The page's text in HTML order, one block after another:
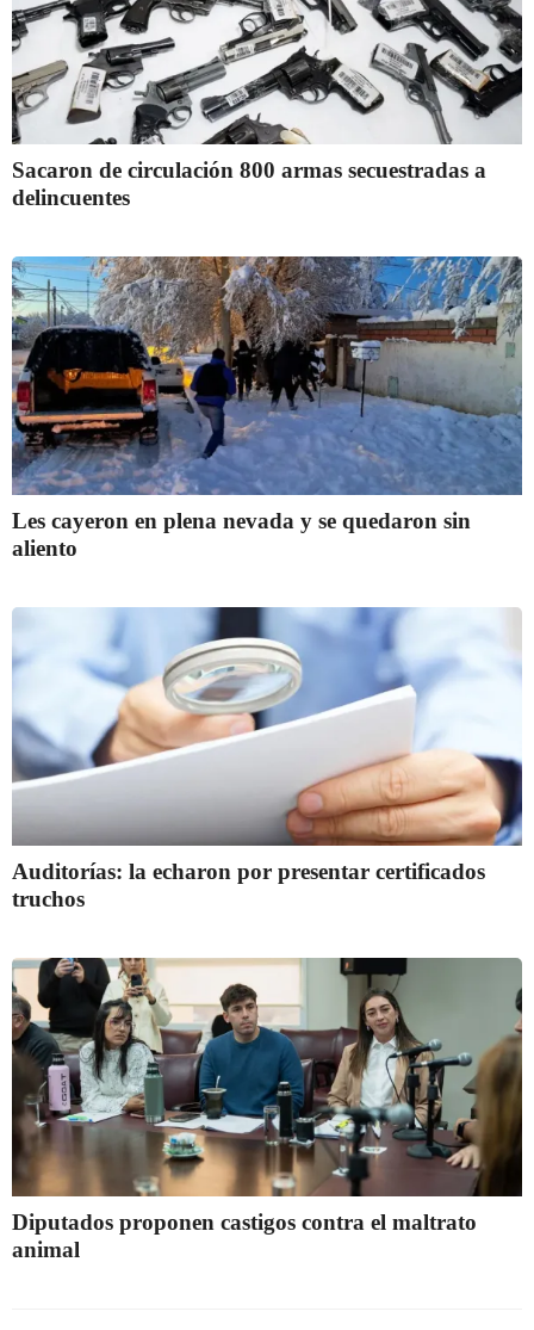
Sacaron de circulación 800 armas secuestradas a
delincuentes
Les cayeron en plena nevada y se quedaron sin
aliento
Auditorías: la echaron por presentar certificados
truchos
Diputados proponen castigos contra el maltrato
animal